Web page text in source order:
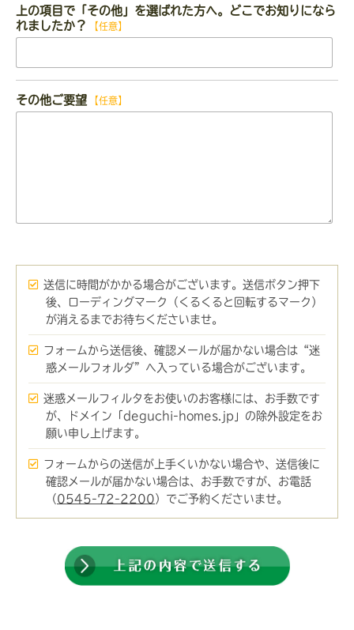
上の項目で「その他」を選ばれた方へ。どこでお知りになら
れましたか？
【任意】
その他ご要望 【任意】
送信に時間がかかる場合がございます。送信ボタン押下
後、ローディングマーク（くるくると回転するマーク）
が消えるまでお待ちくださいませ。
フォームから送信後、確認メールが届かない場合は“迷
惑メールフォルダ”へ入っている場合がございます。
迷惑メールフィルタをお使いのお客様には、お手数です
が、ドメイン「deguchi-homes.jp」の除外設定をお
願い申し上げます。
フォームからの送信が上手くいかない場合や、送信後に
確認メールが届かない場合は、お手数ですが、お電話
（ 0545-72-2200 ）でご予約くださいませ。